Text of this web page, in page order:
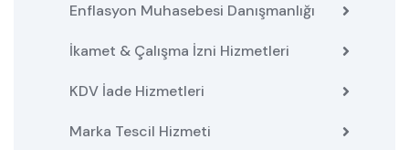
Enflasyon Muhasebesi Danışmanlığı
İkamet & Çalışma İzni Hizmetleri
KDV İade Hizmetleri
Marka Tescil Hizmeti